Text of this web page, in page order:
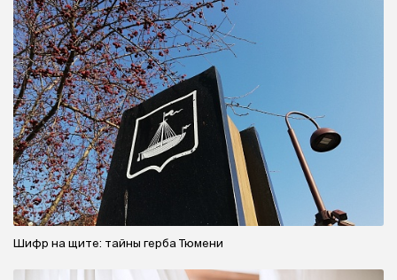
Шифр на щите: тайны герба Тюмени